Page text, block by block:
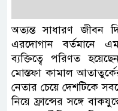
অত্যন্ত সাধারণ জীবন
এরদোগান বর্তমানে
ব্যক্তিত্বে পরিণত
মোস্তফা কামাল
নেতার চেয়ে দেশটিকে
নিয়ে ফ্রান্সের সঙ্গে